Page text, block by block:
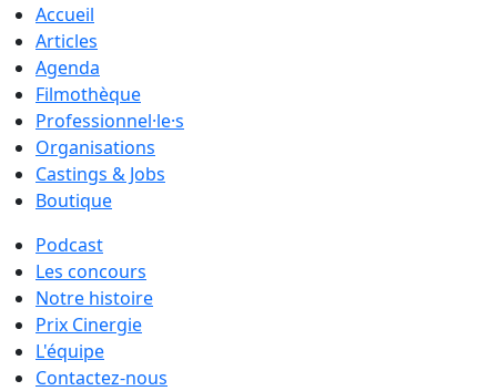
Accueil
Articles
Agenda
Filmothèque
Professionnel·le·s
Organisations
Castings & Jobs
Boutique
Podcast
Les concours
Notre histoire
Prix Cinergie
L'équipe
Contactez-nous